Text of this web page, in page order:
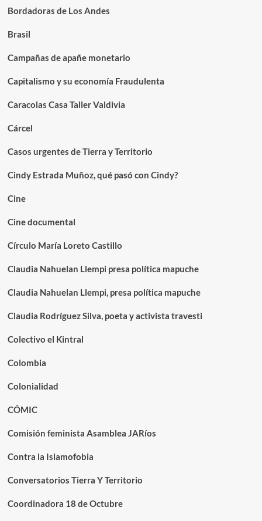
Bordadoras de Los Andes
Brasil
Campañas de apañe monetario
Capitalismo y su economía Fraudulenta
Caracolas Casa Taller Valdivia
Cárcel
Casos urgentes de Tierra y Territorio
Cindy Estrada Muñoz, qué pasó con Cindy?
Cine
Cine documental
Círculo María Loreto Castillo
Claudia Nahuelan Llempi presa política mapuche
Claudia Nahuelan Llempi, presa política mapuche
Claudia Rodríguez Silva, poeta y activista travesti
Colectivo el Kintral
Colombia
Colonialidad
CÓMIC
Comisión feminista Asamblea JARíos
Contra la Islamofobia
Conversatorios Tierra Y Territorio
Coordinadora 18 de Octubre